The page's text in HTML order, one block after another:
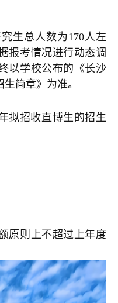
生总人数为170人左
报考情况进行动态调
以学校公布的《长沙
简章》为准。
拟招收直博生的招生
原则上不超过上年度